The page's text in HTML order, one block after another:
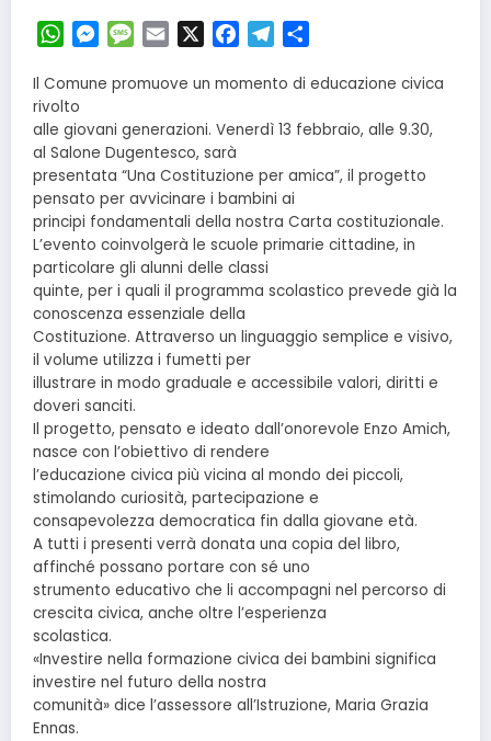
WhatsApp
Messenger
Message
Email FacebookTelegram
Il Comune promuove un momento di educazione civica
rivolto
alle giovani generazioni. Venerdì 13 febbraio, alle 9.30,
al Salone Dugentesco, sarà
presentata “Una Costituzione per amica”, il progetto
pensato per avvicinare i bambini ai
principi fondamentali della nostra Carta costituzionale.
L’evento coinvolgerà le scuole primarie cittadine, in
particolare gli alunni delle classi
quinte, per i quali il programma scolastico prevede già la
conoscenza essenziale della
Costituzione. Attraverso un linguaggio semplice e visivo,
il volume utilizza i fumetti per
illustrare in modo graduale e accessibile valori, diritti e
doveri sanciti.
Il progetto, pensato e ideato dall’onorevole Enzo Amich,
nasce con l’obiettivo di rendere
l’educazione civica più vicina al mondo dei piccoli,
stimolando curiosità, partecipazione e
consapevolezza democratica fin dalla giovane età.
A tutti i presenti verrà donata una copia del libro,
affinché possano portare con sé uno
strumento educativo che li accompagni nel percorso di
crescita civica, anche oltre l’esperienza
scolastica.
«Investire nella formazione civica dei bambini significa
investire nel futuro della nostra
comunità» dice l’assessore all’Istruzione, Maria Grazia
Ennas.